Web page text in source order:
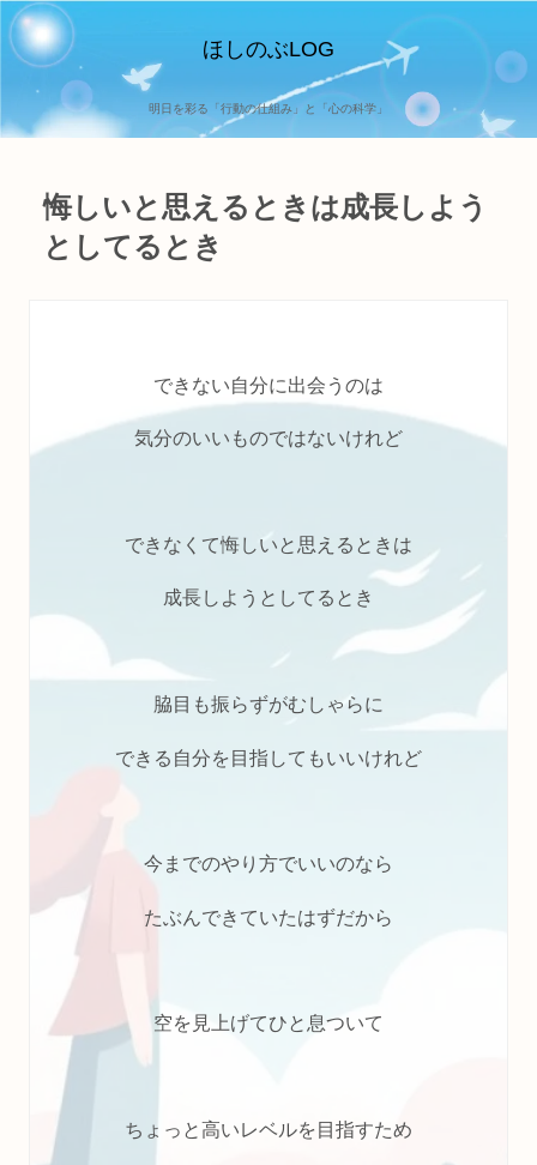
ほしのぶLOG
明日を彩る「行動の仕組み」と「心の科学」
悔しいと思えるときは成長しよう
としてるとき
できない自分に出会うのは
気分のいいものではないけれど
できなくて悔しいと思えるときは
成長しようとしてるとき
脇目も振らずがむしゃらに
できる自分を目指してもいいけれど
今までのやり方でいいのなら
たぶんできていたはずだから
空を見上げてひと息ついて
ちょっと高いレベルを目指すため